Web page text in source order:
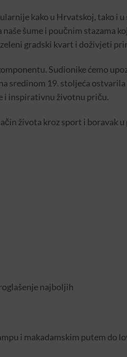
kako u Hrvatskoj, tako i
šume i poučnim stazama
gradski kvart i doživjeti
Sudionike ćemo
sredinom 19. stoljeća
i inspirativnu životnu priču.
života kroz sport i
najboljih
i makadamskim putem do